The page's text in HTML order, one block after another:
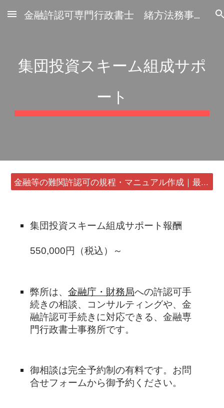
Skip to main content Skip to navigation
金融許認可専門行政書士 緒方法務事務所
集団投資スキーム組成サポ
ート
金融等の難関許認可の規程・マニュアル作成｜最短24時間・書類1通から
集団投資スキーム組成サポート報酬
550,000円（税込）～
弊所は、金融庁・財務局への許認可手
続きの相談、コンサルティングや、金
融許認可手続きに対応できる、金融専
門行政書士事務所です。
御相談は完全予約制の有料です。お問
合せフォームから御予約ください。